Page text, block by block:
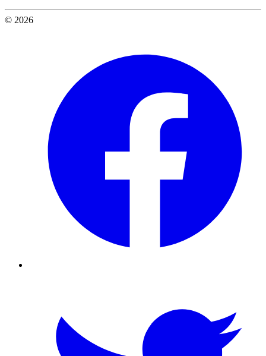
© 2026